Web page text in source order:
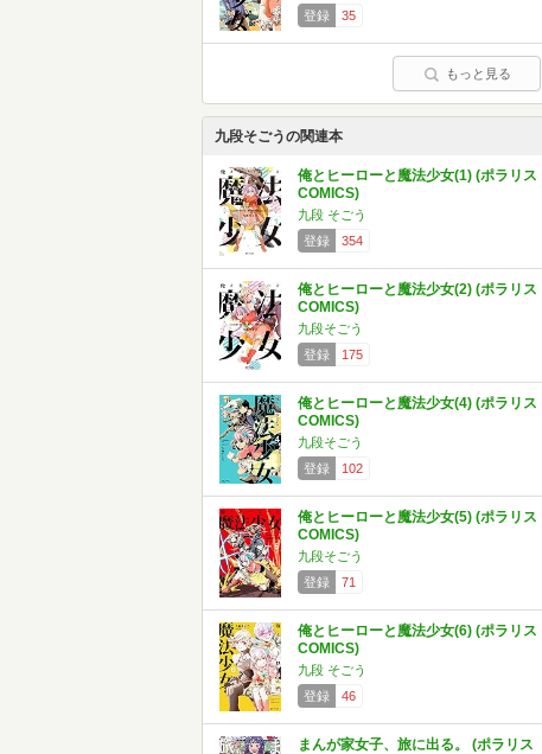
登録
35
もっと見る
九段そごうの関連本
俺とヒーローと魔法少女(1) (ポラリス
COMICS)
九段 そごう
登録
354
俺とヒーローと魔法少女(2) (ポラリス
COMICS)
九段そごう
登録
175
俺とヒーローと魔法少女(4) (ポラリス
COMICS)
九段そごう
登録
102
俺とヒーローと魔法少女(5) (ポラリス
COMICS)
九段そごう
登録
71
俺とヒーローと魔法少女(6) (ポラリス
COMICS)
九段 そごう
登録
46
まんが家女子、旅に出る。 (ポラリス